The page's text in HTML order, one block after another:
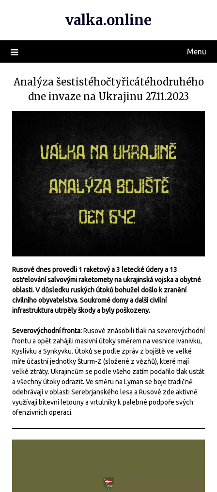
valka.online
Menu
Analýza šestistéhočtyřicátéhodruhého
dne invaze na Ukrajinu 27.11.2023
Rusové dnes provedli 1 raketový a 3 letecké údery a 13
ostřelování salvovými raketomety na ukrajinská vojska a obytné
oblasti. V důsledku ruských útoků bohužel došlo k zranění
civilního obyvatelstva. Soukromé domy a další civilní
infrastruktura utrpěly škody a byly poškozeny.
Severovýchodní fronta:Rusové znásobili tlak na severovýchodní
frontu a opět zahájili masivní útoky směrem na vesnice Ivanivku,
Kyslivku a Synkyvku. Útoků se podle zpráv z bojiště ve velké
míře účastní jednotky Šturm-Z (složené z vězňů), které mají
velké ztráty. Ukrajincům se podle všeho zatím podařilo tlak ustát
a všechny útoky odrazit. Ve směru na Lyman se boje tradičně
odehrávají v oblasti Serebrjanského lesa a Rusové zde aktivně
využívají bitevní letouny a vrtulníky k palebné podpoře svých
ofenzivních operací.